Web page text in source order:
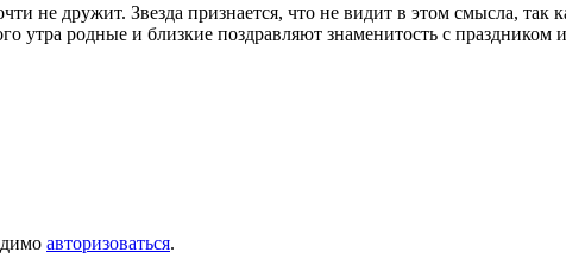
не дружит. Звезда признается, что не видит в этом смысла,
родные и близкие поздравляют знаменитость с праздником
авторизоваться.